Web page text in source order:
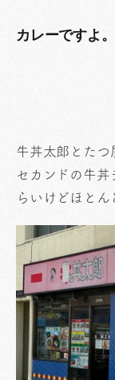
カレーですよ。
牛丼太郎とたつ
セカンドの牛丼
らいけどほとん